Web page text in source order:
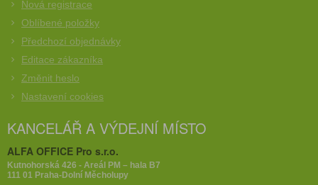
Nová registrace
Oblíbené položky
Předchozí objednávky
Editace zákazníka
Změnit heslo
Nastavení cookies
KANCELÁŘ A VÝDEJNÍ MÍSTO
ALFA OFFICE Pro s.r.o.
Kutnohorská 426 - Areál PM – hala B7
111 01 Praha-Dolní Měcholupy